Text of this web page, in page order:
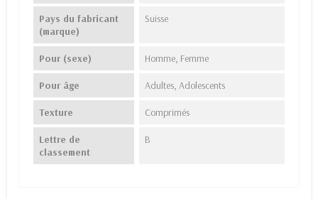
Pays du fabricant
(marque)
Suisse
Pour (sexe) Homme, Femme
Pour âge Adultes, Adolescents
Texture Comprimés
Lettre de
classement
B